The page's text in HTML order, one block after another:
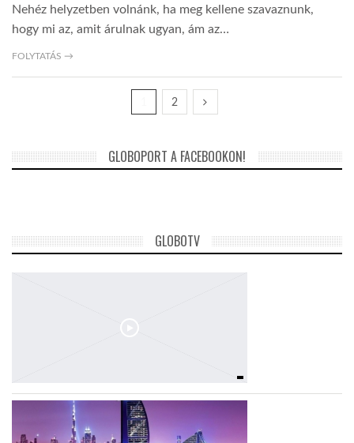
Nehéz helyzetben volnánk, ha meg kellene szavaznunk,
hogy mi az, amit árulnak ugyan, ám az…
FOLYTATÁS →
2
GLOBOPORT A FACEBOOKON!
GLOBOTV